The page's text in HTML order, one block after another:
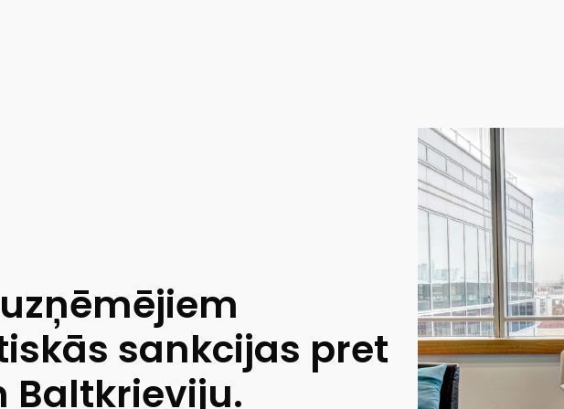
sankcijas pret
Baltkrieviju.